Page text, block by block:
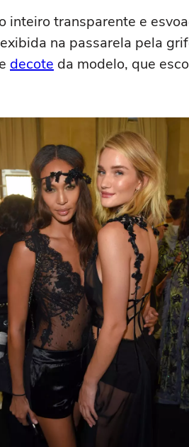
inteiro transparente e
na passarela pela
decote da modelo, que